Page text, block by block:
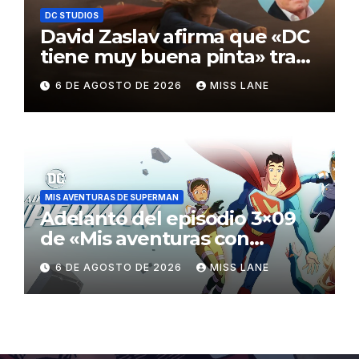
DC STUDIOS
David Zaslav afirma que «DC
tiene muy buena pinta» tras
el fracaso de «Supergirl»
6 DE AGOSTO DE 2026 MISS LANE
MIS AVENTURAS DE SUPERMAN
Adelanto del episodio 3×09
de «Mis aventuras con
Superman»
6 DE AGOSTO DE 2026 MISS LANE